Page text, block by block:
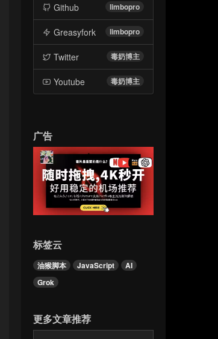
limbopro
Github
limbopro
Greasyfork
毒奶博主
Twitter
毒奶博主
Youtube
广告
标签云
油猴脚本 JavaScript
AI
Grok
更多文章推荐